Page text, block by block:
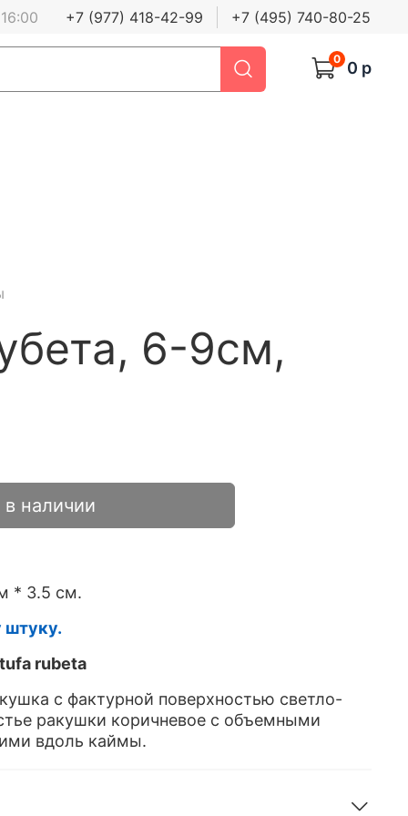
+7 (977) 418-42-99 +7 (495) 740-80-25
0 0 р
6-9см,
наличии
* 3.5 см.
штуку.
rubeta
с фактурной поверхностью светло-
ракушки коричневое с объемными
вдоль каймы.